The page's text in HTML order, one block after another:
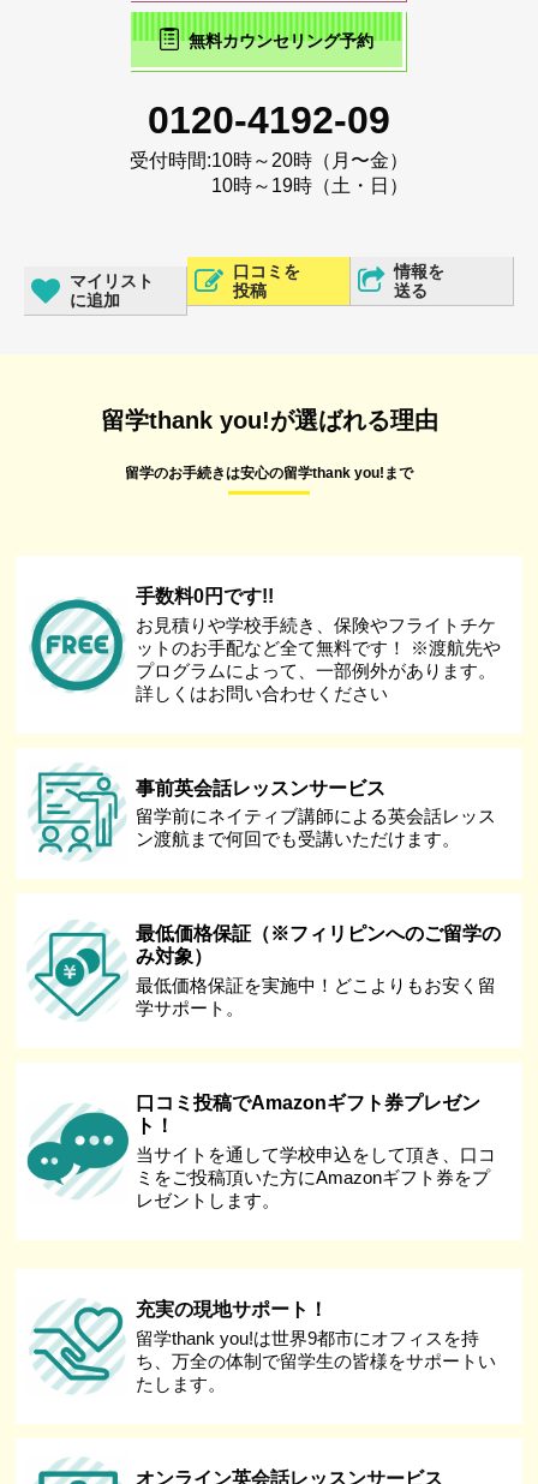
無料カウンセリング予約
0120-4192-09
受付時間:10時～20時（月〜金）
10時～19時（土・日）
マイリスト
に追加
口コミを
投稿
情報を
送る
留学thank you!が選ばれる理由
留学のお手続きは安心の留学thank you!まで
手数料0円です!!
お見積りや学校手続き、保険やフライトチケ
ットのお手配など全て無料です！ ※渡航先や
プログラムによって、一部例外があります。
詳しくはお問い合わせください
事前英会話レッスンサービス
留学前にネイティブ講師による英会話レッス
ン渡航まで何回でも受講いただけます。
最低価格保証（※フィリピンへのご留学の
み対象）
最低価格保証を実施中！どこよりもお安く留
学サポート。
口コミ投稿でAmazonギフト券プレゼン
ト！
当サイトを通して学校申込をして頂き、口コ
ミをご投稿頂いた方にAmazonギフト券をプ
レゼントします。
充実の現地サポート！
留学thank you!は世界9都市にオフィスを持
ち、万全の体制で留学生の皆様をサポートい
たします。
オンライン英会話レッスンサービス